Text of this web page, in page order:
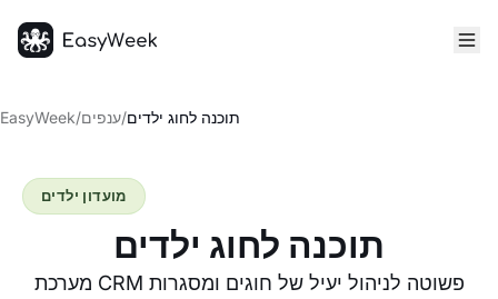
EasyWeek/ענפים/תוכנה לחוג ילדים
תוכנה לחוג ילדים
מערכת CRM פשוטה לניהול יעיל של חוגים ומסגרות
מועדון ילדים